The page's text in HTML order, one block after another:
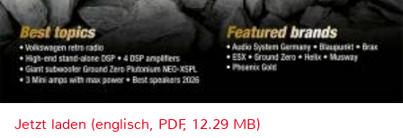
Jetzt laden (englisch, PDF, 12.29 MB)